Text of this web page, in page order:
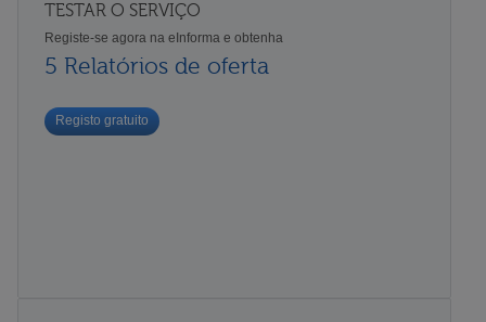
TESTAR O SERVIÇO
Registe-se agora na eInforma e obtenha
5 Relatórios de oferta
Registo gratuito